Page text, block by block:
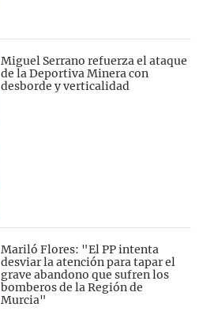
Miguel Serrano refuerza el ataque
de la Deportiva Minera con
desborde y verticalidad
Mariló Flores: "El PP intenta
desviar la atención para tapar el
grave abandono que sufren los
bomberos de la Región de
Murcia"